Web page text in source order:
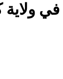
ولاية